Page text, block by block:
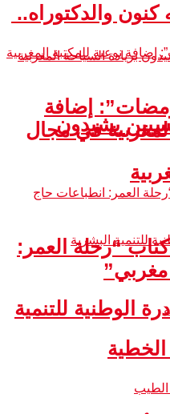
يشيدون
الوطنية للتنمية
كنون والدكتوراه..
إضافة
في مجال
“رحلة العمر:
مغربي”
الخطية